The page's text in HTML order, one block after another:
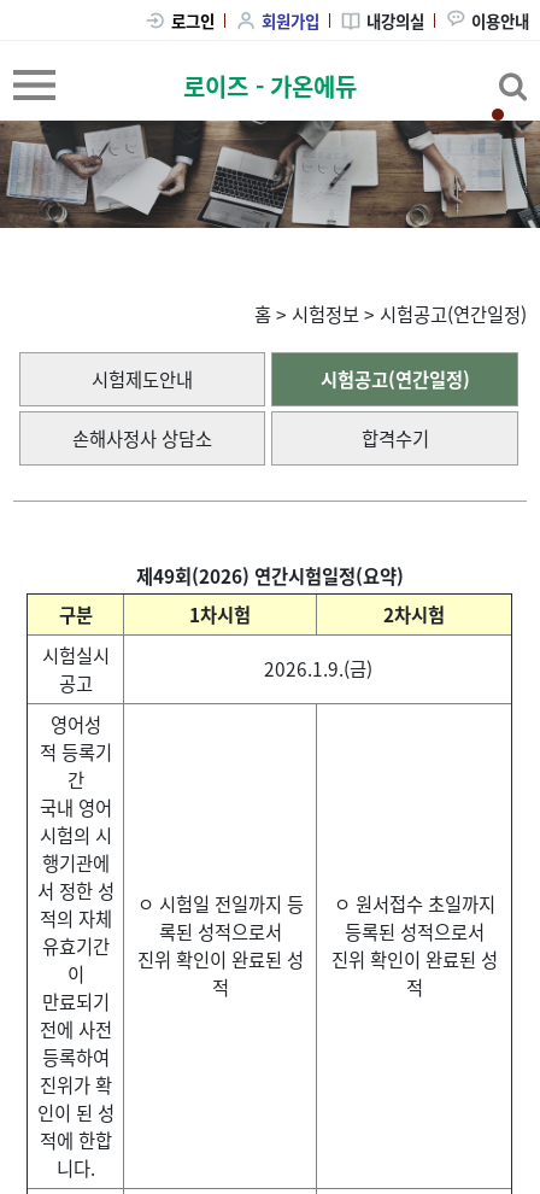
로그인 회원가입 내강의실 이용안내
로이즈 - 가온에듀
홈> 시험정보> 시험공고(연간일정)
시험제도안내 시험공고(연간일정)
손해사정사 상담소 합격수기
제49회(2026) 연간시험일정(요약)
구분
1차시험
2차시험
시험실시
공고
2026.1.9.(금)
영어성
적 등록기
간
국내 영어
시험의 시
행기관에
서 정한 성
적의 자체
유효기간
이
만료되기
전에 사전
등록하여
진위가 확
인이 된 성
적에 한합
니다.
ㅇ 시험일 전일까지 등
록된 성적으로서
진위 확인이 완료된 성
적
ㅇ 원서접수 초일까지
등록된 성적으로서
진위 확인이 완료된 성
적